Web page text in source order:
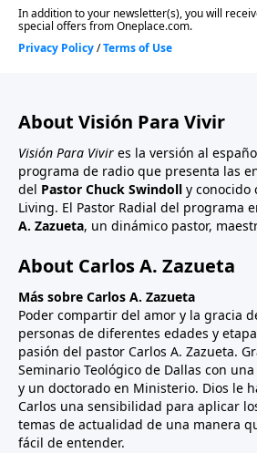
About Visión Para Vivir
Visión Para Vivir es la versión al
programa de radio que presenta las
del Pastor Chuck Swindoll y conocido
Living. El Pastor Radial del programa
A. Zazueta, un dinámico pastor,
About Carlos A. Zazueta
Más sobre Carlos A. Zazueta
Poder compartir del amor y la gracia
personas de diferentes edades y
pasión del pastor Carlos A. Zazueta.
Seminario Teológico de Dallas con
y un doctorado en Ministerio. Dios le
Carlos una sensibilidad para aplicar
temas de actualidad de una manera
fácil de entender.